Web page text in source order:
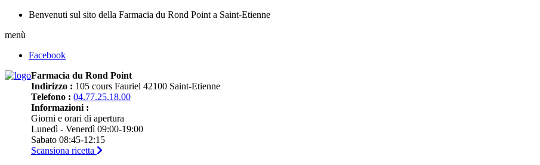
Benvenuti sul sito della Farmacia du Rond Point a Saint-Etienne
menù
Facebook
Farmacia du Rond Point
Indirizzo : 105 cours Fauriel 42100 Saint-Etienne
Telefono : 04.77.25.18.00
Informazioni :
Giorni e orari di apertura
Lunedì - Venerdì 09:00-19:00
Sabato 08:45-12:15
Scansiona ricetta